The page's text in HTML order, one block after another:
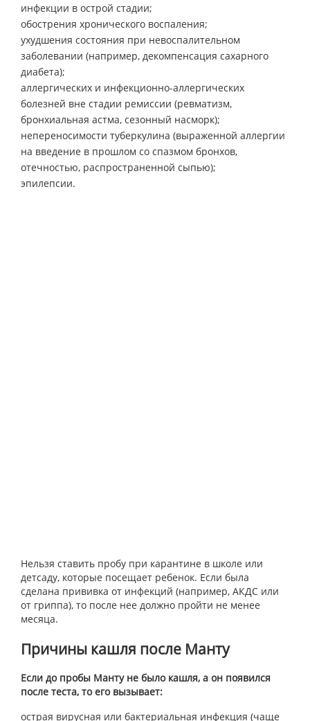
инфекции в острой стадии;
обострения хронического воспаления;
ухудшения состояния при невоспалительном
заболевании (например, декомпенсация сахарного
диабета);
аллергических и инфекционно-аллергических
болезней вне стадии ремиссии (ревматизм,
бронхиальная астма, сезонный насморк);
непереносимости туберкулина (выраженной аллергии
на введение в прошлом со спазмом бронхов,
отечностью, распространенной сыпью);
эпилепсии.
Нельзя ставить пробу при карантине в школе или
детсаду, которые посещает ребенок. Если была
сделана прививка от инфекций (например, АКДС или
от гриппа), то после нее должно пройти не менее
месяца.
Причины кашля после Манту
Если до пробы Манту не было кашля, а он появился
после теста, то его вызывает:
острая вирусная или бактериальная инфекция (чаще